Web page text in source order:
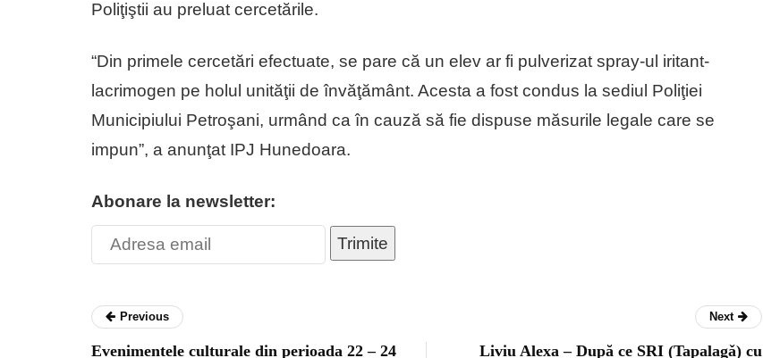
Poliţiştii au preluat cercetările.
“Din primele cercetări efectuate, se pare că un elev ar fi pulverizat spray-ul iritant-
lacrimogen pe holul unităţii de învăţământ. Acesta a fost condus la sediul Poliţiei
Municipiului Petroşani, urmând ca în cauză să fie dispuse măsurile legale care se
impun”, a anunţat IPJ Hunedoara.
Abonare la newsletter:
Trimite
Previous
Evenimentele culturale din perioada 22 – 24
Next
Liviu Alexa – După ce SRI (Tapalagǎ) cu